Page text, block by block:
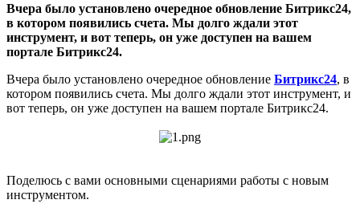
Вчера было установлено очередное обновление Битрикс24,
в котором появились счета. Мы долго ждали этот
инструмент, и вот теперь, он уже доступен на вашем
портале Битрикс24.
Вчера было установлено очередное обновление Битрикс24, в
котором появились счета. Мы долго ждали этот инструмент, и
вот теперь, он уже доступен на вашем портале Битрикс24.
Поделюсь с вами основными сценариями работы с новым
инструментом.